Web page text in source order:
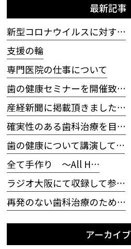
最新記事
新型コロナウイルスに対す…
支援の輪
専門医院の仕事について
歯の健康セミナーを開催致…
産経新聞に掲載頂きました…
確実性のある歯科治療を目…
歯の健康について講演して…
全て手作り 〜All H…
ラジオ大阪にて収録して参…
再発のない歯科治療のため…
アーカイブ